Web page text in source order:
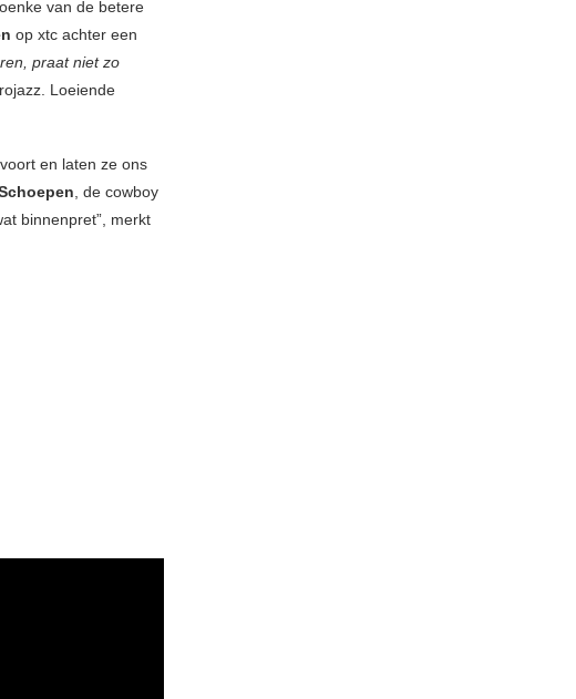
van de betere
op xtc achter een
praat niet zo
Loeiende
en laten ze ons
, de cowboy
binnenpret”, merkt